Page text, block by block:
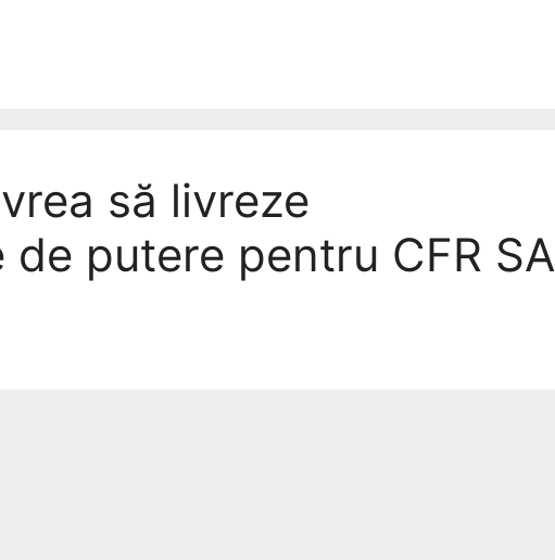
să livreze
putere pentru CFR SA